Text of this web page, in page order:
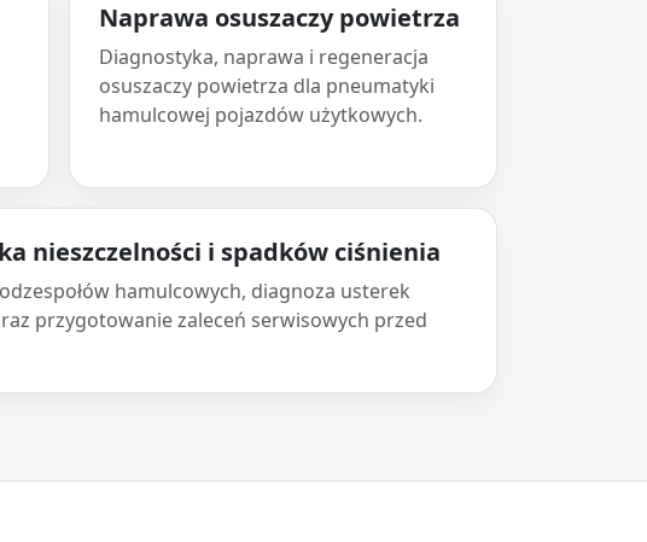
Naprawa osuszaczy powietrza
Diagnostyka, naprawa i regeneracja
osuszaczy powietrza dla pneumatyki
hamulcowej pojazdów użytkowych.
nieszczelności i spadków ciśnienia
hamulcowych, diagnoza usterek
przygotowanie zaleceń serwisowych przed